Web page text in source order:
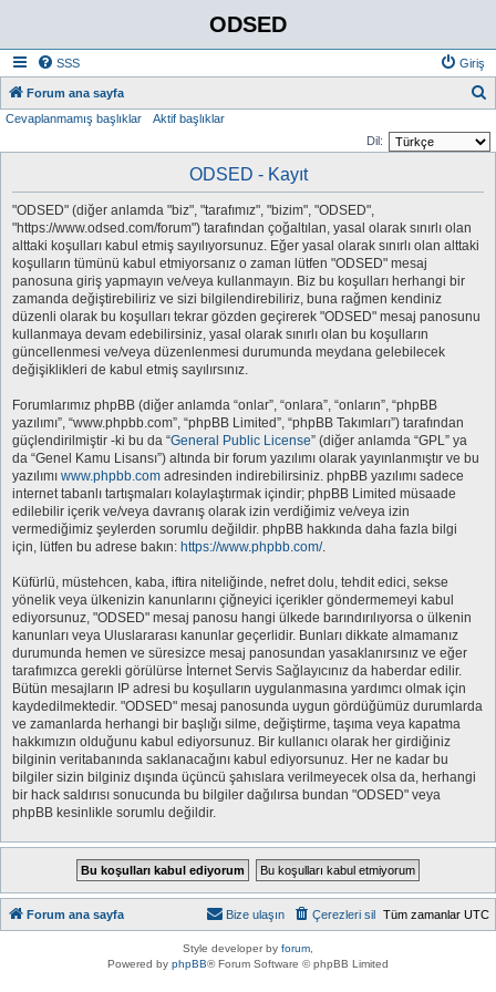
ODSED
SSS Giriş
Forum ana sayfa
Cevaplanmamış başlıklar
Aktif başlıklar
Dil:
ODSED - Kayıt
"ODSED" (diğer anlamda "biz", "tarafımız", "bizim", "ODSED",
"https://www.odsed.com/forum") tarafından çoğaltılan, yasal olarak sınırlı olan
alttaki koşulları kabul etmiş sayılıyorsunuz. Eğer yasal olarak sınırlı olan alttaki
koşulların tümünü kabul etmiyorsanız o zaman lütfen "ODSED" mesaj
panosuna giriş yapmayın ve/veya kullanmayın. Biz bu koşulları herhangi bir
zamanda değiştirebiliriz ve sizi bilgilendirebiliriz, buna rağmen kendiniz
düzenli olarak bu koşulları tekrar gözden geçirerek "ODSED" mesaj panosunu
kullanmaya devam edebilirsiniz, yasal olarak sınırlı olan bu koşulların
güncellenmesi ve/veya düzenlenmesi durumunda meydana gelebilecek
değişiklikleri de kabul etmiş sayılırsınız.
Forumlarımız phpBB (diğer anlamda “onlar”, “onlara”, “onların”, “phpBB
yazılımı”, “www.phpbb.com”, “phpBB Limited”, “phpBB Takımları”) tarafından
güçlendirilmiştir -ki bu da “General Public License” (diğer anlamda “GPL” ya
da “Genel Kamu Lisansı”) altında bir forum yazılımı olarak yayınlanmıştır ve bu
yazılımı www.phpbb.com adresinden indirebilirsiniz. phpBB yazılımı sadece
internet tabanlı tartışmaları kolaylaştırmak içindir; phpBB Limited müsaade
edilebilir içerik ve/veya davranış olarak izin verdiğimiz ve/veya izin
vermediğimiz şeylerden sorumlu değildir. phpBB hakkında daha fazla bilgi
için, lütfen bu adrese bakın: https://www.phpbb.com/.
Küfürlü, müstehcen, kaba, iftira niteliğinde, nefret dolu, tehdit edici, sekse
yönelik veya ülkenizin kanunlarını çiğneyici içerikler göndermemeyi kabul
ediyorsunuz, "ODSED" mesaj panosu hangi ülkede barındırılıyorsa o ülkenin
kanunları veya Uluslararası kanunlar geçerlidir. Bunları dikkate almamanız
durumunda hemen ve süresizce mesaj panosundan yasaklanırsınız ve eğer
tarafımızca gerekli görülürse İnternet Servis Sağlayıcınız da haberdar edilir.
Bütün mesajların IP adresi bu koşulların uygulanmasına yardımcı olmak için
kaydedilmektedir. "ODSED" mesaj panosunda uygun gördüğümüz durumlarda
ve zamanlarda herhangi bir başlığı silme, değiştirme, taşıma veya kapatma
hakkımızın olduğunu kabul ediyorsunuz. Bir kullanıcı olarak her girdiğiniz
bilginin veritabanında saklanacağını kabul ediyorsunuz. Her ne kadar bu
bilgiler sizin bilginiz dışında üçüncü şahıslara verilmeyecek olsa da, herhangi
bir hack saldırısı sonucunda bu bilgiler dağılırsa bundan "ODSED" veya
phpBB kesinlikle sorumlu değildir.
Forum ana sayfa Tüm zamanlar UTC
Çerezleri sil
Bize ulaşın
Style developer by forum
Powered by phpBB® Forum Software © phpBB Limited